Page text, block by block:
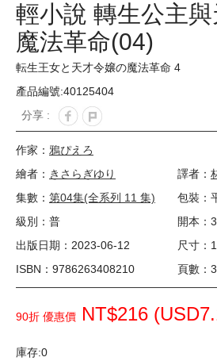
輕小說 轉生公主
魔法革命(04)
転生王女と天才令嬢の魔法革命 4
產品編號:40125404
分享 :
作家： 鴉ぴえろ
繪者： きさらぎゆり 譯者：
集數： 第04集(全系列 11 集)
包裝：
級別：普
開本：
出版日期：2023-06-12
尺寸：
ISBN：9786263408210
頁數：
90折 優惠價 NT$216 (USD
庫存:0